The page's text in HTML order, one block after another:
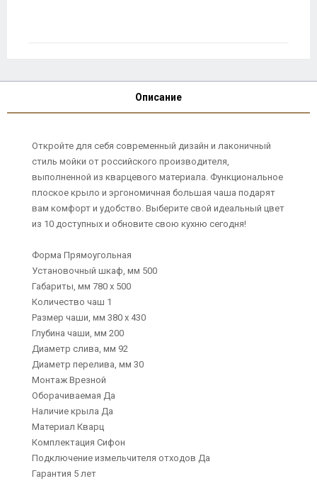
Описание
Откройте для себя современный дизайн и лаконичный
стиль мойки от российского производителя,
выполненной из кварцевого материала. Функциональное
плоское крыло и эргономичная большая чаша подарят
вам комфорт и удобство. Выберите свой идеальный цвет
из 10 доступных и обновите свою кухню сегодня!
Форма Прямоугольная
Установочный шкаф, мм 500
Габариты, мм 780 х 500
Количество чаш 1
Размер чаши, мм 380 х 430
Глубина чаши, мм 200
Диаметр слива, мм 92
Диаметр перелива, мм 30
Монтаж Врезной
Оборачиваемая Да
Наличие крыла Да
Материал Кварц
Комплектация Сифон
Подключение измельчителя отходов Да
Гарантия 5 лет